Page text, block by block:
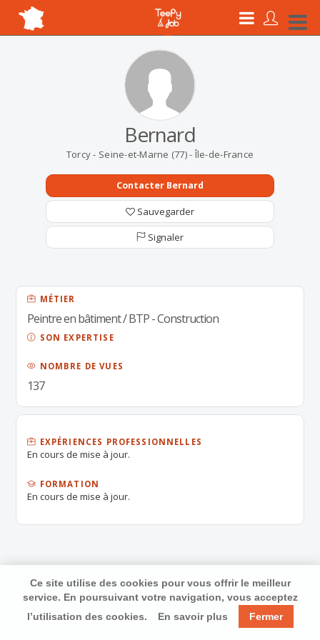
Bernard
Torcy - Seine-et-Marne (77) - Île-de-France
Contacter Bernard
Sauvegarder
Signaler
MÉTIER
Peintre en bâtiment / BTP - Construction
SON EXPERTISE
NOMBRE DE VUES
137
EXPÉRIENCES PROFESSIONNELLES
En cours de mise à jour.
FORMATION
En cours de mise à jour.
Ce site utilise des cookies pour vous offrir le meilleur
service. En poursuivant votre navigation, vous acceptez
l’utilisation des cookies.
En savoir plus Fermer